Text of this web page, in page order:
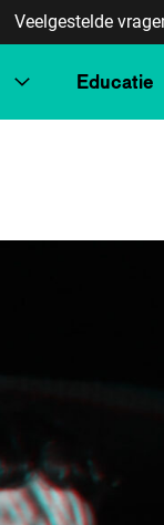
Veelgestelde
Educatie